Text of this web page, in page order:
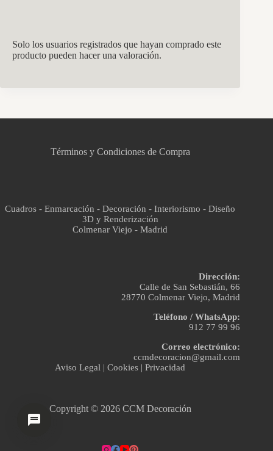
Solo los usuarios registrados que hayan comprado este
producto pueden hacer una valoración.
Términos y Condiciones de Compra
Cuadros - Enmarcación - Decoración - Interiorismo - Diseño
3D y Renderización
Colmenar Viejo - Madrid
Dirección:
Calle de San Sebastián, 66
28770 Colmenar Viejo, Madrid
Teléfono / WhatsApp:
912 77 99 96
Correo electrónico:
ccmdecoracion@gmail.com
Aviso Legal |Cookies |Privacidad
Copyright © 2026 CCM Decoración
Asistente virtual · En línea